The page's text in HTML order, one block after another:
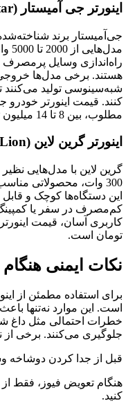
اینورتر جی‌ آمیستار (G-Amistar)
جی‌آمیستار برند
راه‌اندازی وسایل پرمصرف
هستند. برخی مدل‌ها خروجی
شبه‌سینوسی تولید می‌کنند
کنند. قیمت اینورتر خودرو
مطلوب، بین 8 تا 14 میلیون تومان است.
اینورتر گرین لاین (Green Lion)
300 وات، محصولاتی
این دستگاه‌ها کوچک و
کم‌مصرف در سفر یا
تومان است.
نکات ایمنی هنگام
برای استفاده مطمئن از
است. این موارد نه‌تنها
خطرات احتمالی مثل داغ
جلوگیری می‌کنند. برخی
قبل از جدا کردن دوشاخه
هنگام تعویض فیوز، فقط
کنید.